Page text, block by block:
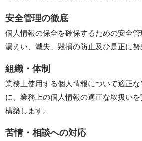
安全管理の徹底
個人情報の保全を確保するための安全
漏えい、滅失、毀損の防止及び是正に努
組織・体制
業務上使用する個人情報について適正
に、業務上の個人情報の適正な取扱い
構築します。
苦情・相談への対応